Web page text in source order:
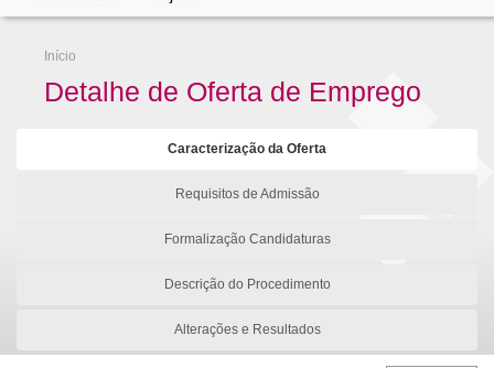
Início
Detalhe de Oferta de Emprego
Caracterização da Oferta
Requisitos de Admissão
Formalização Candidaturas
Descrição do Procedimento
Alterações e Resultados